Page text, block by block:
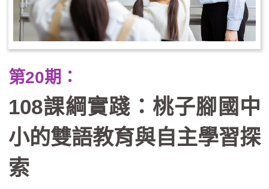
第20期：
108課綱實踐：桃子腳國中
小的雙語教育與自主學習探
索